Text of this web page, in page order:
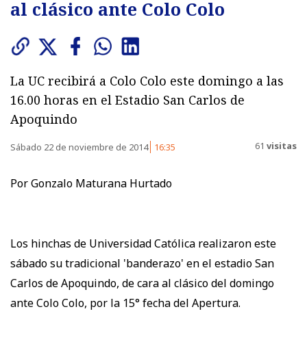
al clásico ante Colo Colo
La UC recibirá a Colo Colo este domingo a las
16.00 horas en el Estadio San Carlos de
Apoquindo
Sábado 22 de noviembre de 2014 16:35 61 visitas
Por Gonzalo Maturana Hurtado
Los hinchas de Universidad Católica realizaron este
sábado su tradicional 'banderazo' en el estadio San
Carlos de Apoquindo, de cara al clásico del domingo
ante Colo Colo, por la 15° fecha del Apertura.